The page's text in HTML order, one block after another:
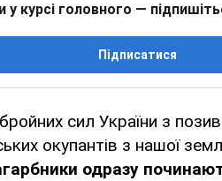
курсі головного —
Підписатися
сил України з
окупантів з нашої
одразу